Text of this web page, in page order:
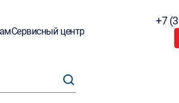
Сервисный центр
+7